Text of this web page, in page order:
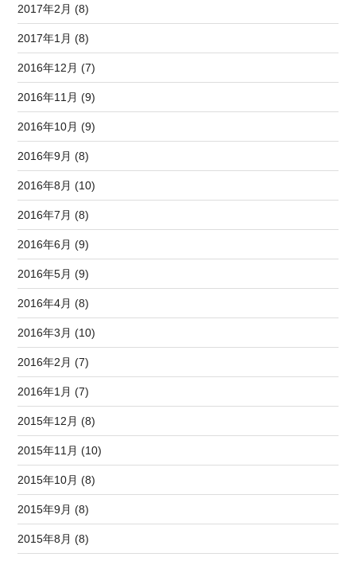
2017年2月 (8)
2017年1月 (8)
2016年12月 (7)
2016年11月 (9)
2016年10月 (9)
2016年9月 (8)
2016年8月 (10)
2016年7月 (8)
2016年6月 (9)
2016年5月 (9)
2016年4月 (8)
2016年3月 (10)
2016年2月 (7)
2016年1月 (7)
2015年12月 (8)
2015年11月 (10)
2015年10月 (8)
2015年9月 (8)
2015年8月 (8)